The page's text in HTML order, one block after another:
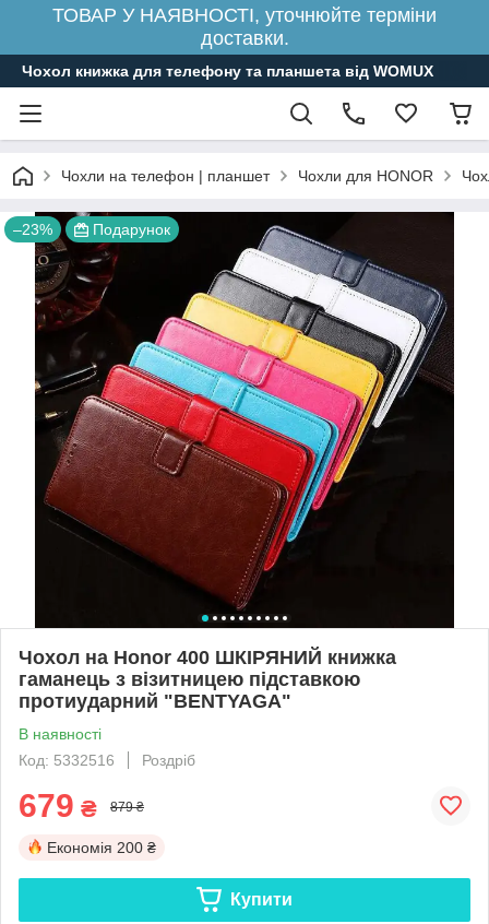
ТОВАР У НАЯВНОСТІ, уточнюйте терміни
доставки.
Чохол книжка для телефону та планшета від WOMUX
Чохли на телефон | планшет Чохли для HONOR
–23% Подарунок
Чохол на Honor 400 ШКІРЯНИЙ книжка
гаманець з візитницею підставкою
протиударний "BENTYAGA"
В наявності
Код: 5332516
Роздріб
679 ₴ 879 ₴
Економія 200 ₴
Купити